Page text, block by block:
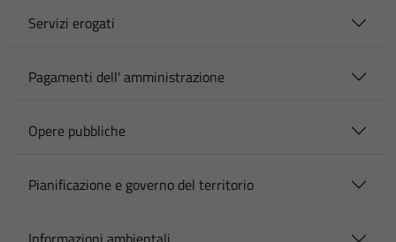
Servizi erogati
Pagamenti dell' amministrazione
Opere pubbliche
Pianificazione e governo del territorio